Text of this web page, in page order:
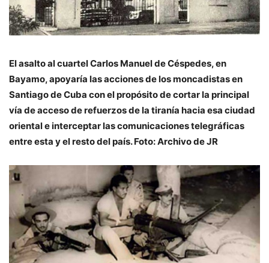
El asalto al cuartel Carlos Manuel de Céspedes, en
Bayamo, apoyaría las acciones de los moncadistas en
Santiago de Cuba con el propósito de cortar la principal
vía de acceso de refuerzos de la tiranía hacia esa ciudad
oriental e interceptar las comunicaciones telegráficas
entre esta y el resto del país. Foto: Archivo de JR